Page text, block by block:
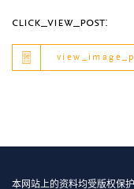
click_view_post:
本网站上的资料均受版权保